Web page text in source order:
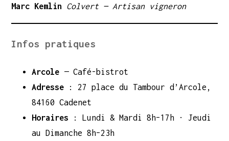
Marc Kemlin Colvert — Artisan vigneron
Infos pratiques
Arcole— Café-bistrot
Adresse: 27 place du Tambour d’Arcole,
84160 Cadenet
Horaires : Lundi & Mardi 8h–17h · Jeudi
au Dimanche 8h–23h